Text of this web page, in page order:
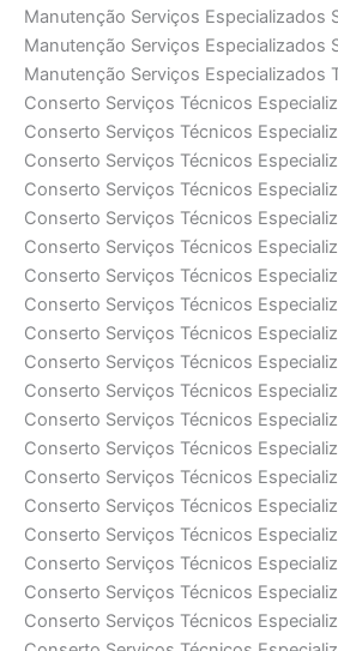
Manutenção Serviços Especializados
Manutenção Serviços Especializados
Manutenção Serviços Especializados
Conserto Serviços Técnicos
Conserto Serviços Técnicos
Conserto Serviços Técnicos
Conserto Serviços Técnicos
Conserto Serviços Técnicos
Conserto Serviços Técnicos
Conserto Serviços Técnicos
Conserto Serviços Técnicos
Conserto Serviços Técnicos
Conserto Serviços Técnicos
Conserto Serviços Técnicos
Conserto Serviços Técnicos
Conserto Serviços Técnicos
Conserto Serviços Técnicos
Conserto Serviços Técnicos
Conserto Serviços Técnicos
Conserto Serviços Técnicos
Conserto Serviços Técnicos
Conserto Serviços Técnicos